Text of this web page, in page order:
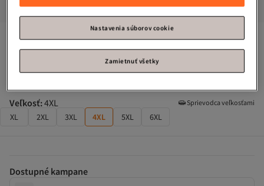
Trendyol CurveEcru-Blue 2-balenie základného trička s
výstrihom do V, 100% bavlna, pletené, veľká veľkosť
Takmer vypredané!
Veľkosť:4XL Sprievodca veľkosťami
XL 2XL 3XL 4XL 5XL 6XL
Dostupné kampane
Nastavenia súborov cookie
Zamietnuť všetky